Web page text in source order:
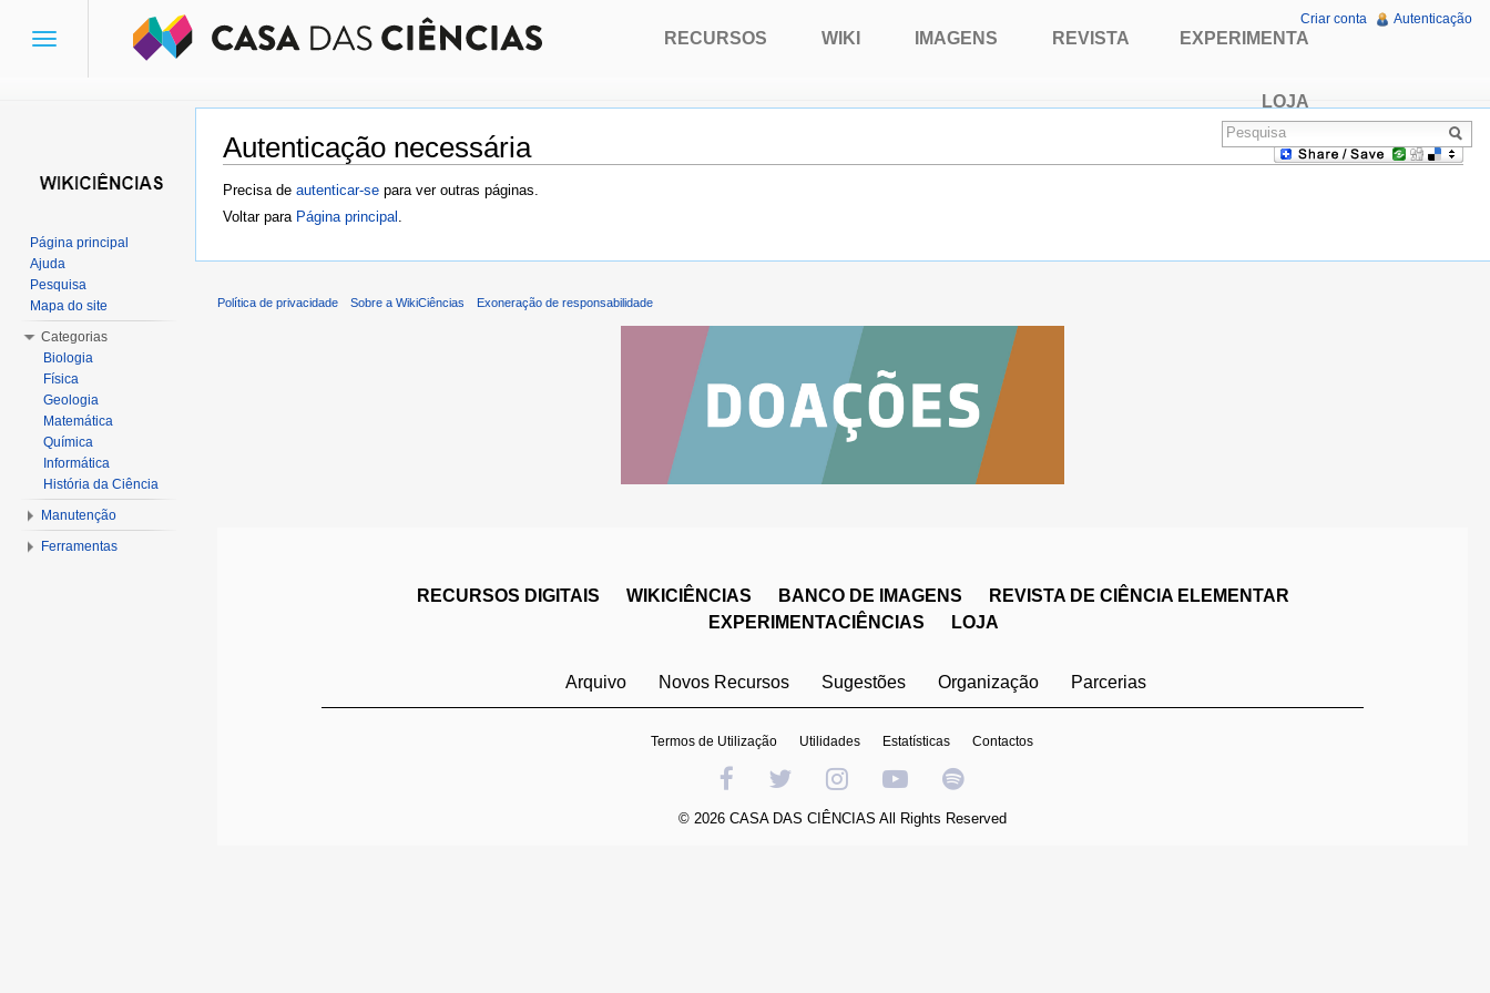
Autenticação necessária
Ir para:navegação,pesquisa
Precisa de autenticar-se para ver outras páginas.
Voltar para Página principal
Toggle
RECURSOS WIKI IMAGENS REVISTA EXPERIMENTA
LOJA
Criar conta Autenticação
Página principal
Ajuda
Pesquisa
Mapa do site
Categorias
Biologia
Física
Geologia
Matemática
Química
Informática
História da Ciência
Manutenção
Ferramentas
Política de privacidade Sobre a WikiCiências Exoneração de responsabilidade
RECURSOS DIGITAIS WIKICIÊNCIAS BANCO DE IMAGENS
REVISTA DE CIÊNCIA ELEMENTAR
EXPERIMENTACIÊNCIAS
LOJA
Arquivo Novos Recursos Sugestões Organização Parcerias
Termos de Utilização Utilidades Estatísticas Contactos
© 2026 CASA DAS CIÊNCIAS All Rights Reserved